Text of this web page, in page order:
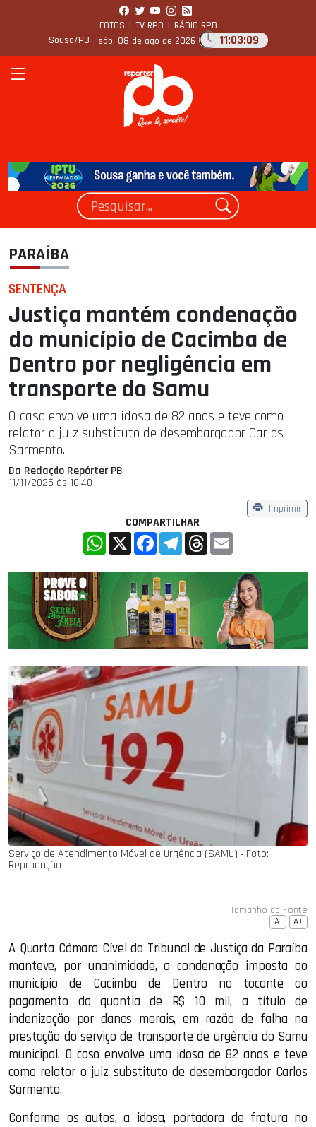
FOTOS | TV RPB | RÁDIO RPB
Sousa/PB - sáb, 08 de ago de 2026 11:03:10
PARAÍBA
SENTENÇA
Justiça mantém condenação
do município de Cacimba de
Dentro por negligência em
transporte do Samu
O caso envolve uma idosa de 82 anos e teve como
relator o juiz substituto de desembargador Carlos
Sarmento.
Da Redação Repórter PB
11/11/2025 às 10:40
Imprimir
COMPARTILHAR
WhatsApp
X FacebookTelegramThreads
Serviço de Atendimento Móvel de Urgência (SAMU) ‧ Foto:
Reprodução
Tamanho da Fonte
A- A+
A Quarta Câmara Cível do Tribunal de Justiça da Paraíba
manteve, por unanimidade, a condenação imposta ao
município de Cacimba de Dentro no tocante ao
pagamento da quantia de R$ 10 mil, a título de
indenização por danos morais, em razão de falha na
prestação do serviço de transporte de urgência do Samu
municipal. O caso envolve uma idosa de 82 anos e teve
como relator o juiz substituto de desembargador Carlos
Sarmento.
Conforme os autos, a idosa, portadora de fratura no